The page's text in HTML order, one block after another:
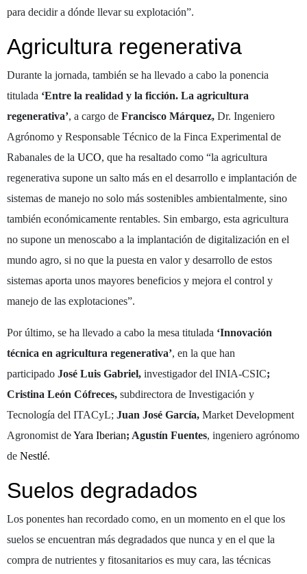
para decidir a dónde llevar su explotación”.
Agricultura regenerativa
Durante la jornada, también se ha llevado a cabo la ponencia
titulada ‘Entre la realidad y la ficción. La agricultura
regenerativa’, a cargo de Francisco Márquez, Dr. Ingeniero
Agrónomo y Responsable Técnico de la Finca Experimental de
Rabanales de la UCO, que ha resaltado como “la agricultura
regenerativa supone un salto más en el desarrollo e implantación de
sistemas de manejo no solo más sostenibles ambientalmente, sino
también económicamente rentables. Sin embargo, esta agricultura
no supone un menoscabo a la implantación de digitalización en el
mundo agro, si no que la puesta en valor y desarrollo de estos
sistemas aporta unos mayores beneficios y mejora el control y
manejo de las explotaciones”.
Por último, se ha llevado a cabo la mesa titulada ‘Innovación
técnica en agricultura regenerativa’, en la que han
participado José Luis Gabriel, investigador del INIA-CSIC;
Cristina León Cófreces, subdirectora de Investigación y
Tecnología del ITACyL; Juan José García, Market Development
Agronomist deYara Iberian; Agustín Fuentes, ingeniero agrónomo
de Nestlé.
Suelos degradados
Los ponentes han recordado como, en un momento en el que los
suelos se encuentran más degradados que nunca y en el que la
compra de nutrientes y fitosanitarios es muy cara, las técnicas